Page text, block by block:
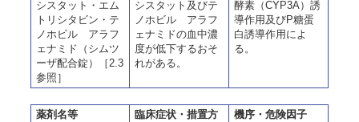
シスタット・エム
トリシタビン・テ
ノホビル アラフ
ェナミド（シムツ
ーザ配合錠）［2.3
参照］
シスタット及びテ
ノホビル アラフ
ェナミドの血中濃
度が低下するおそ
れがある。
酵素（CYP3A）誘
導作用及びP糖蛋
白誘導作用によ
る。
薬剤名等
臨床症状・措置方
機序・危険因子